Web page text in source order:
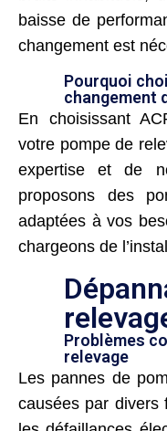
baisse de
changement est
Pourquoi
changement
En choisissant
votre pompe de
expertise et de
proposons des
adaptées à vos
chargeons de
Problèmes
relevage
Les pannes de
causées par divers